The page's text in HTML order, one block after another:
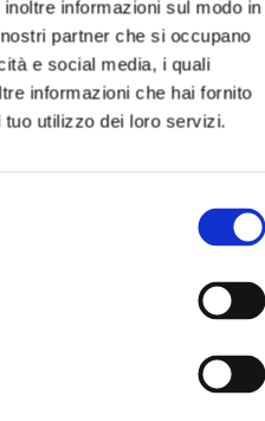
informazioni sul modo in
partner che si occupano
e social media, i quali
informazioni che hai fornito
utilizzo dei loro servizi.